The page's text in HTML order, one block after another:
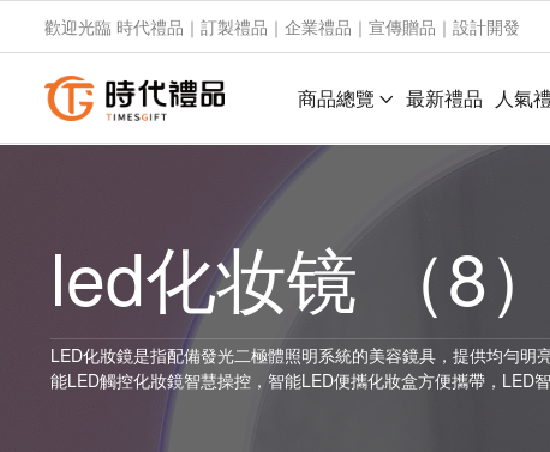
歡迎光臨 時代禮品｜訂製禮品｜企業禮品｜宣傳贈品｜設計開發
商品總覽 最新禮品 人氣
led化妆镜 （8）
LED化妝鏡是指配備發光二極體照明系統的美容鏡具，提供均勻
能LED觸控化妝鏡智慧操控，智能LED便攜化妝盒方便攜帶，LED